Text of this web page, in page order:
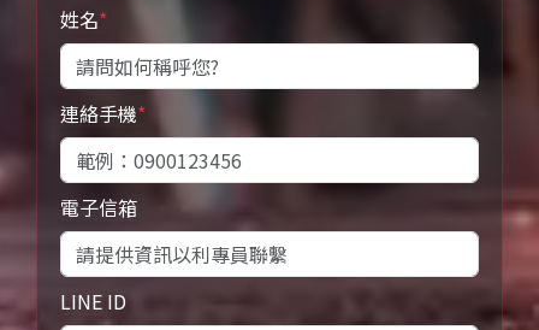
姓名*
連絡手機*
電子信箱
LINE ID